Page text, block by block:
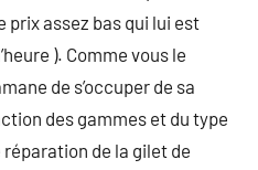
assez bas qui lui est
). Comme vous le
de s’occuper de sa
des gammes et du type
de la gilet de